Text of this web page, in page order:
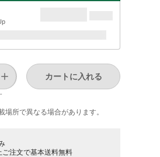
カートに入れる
所で​異なる​場合が​あります。
注文で基本送料無料